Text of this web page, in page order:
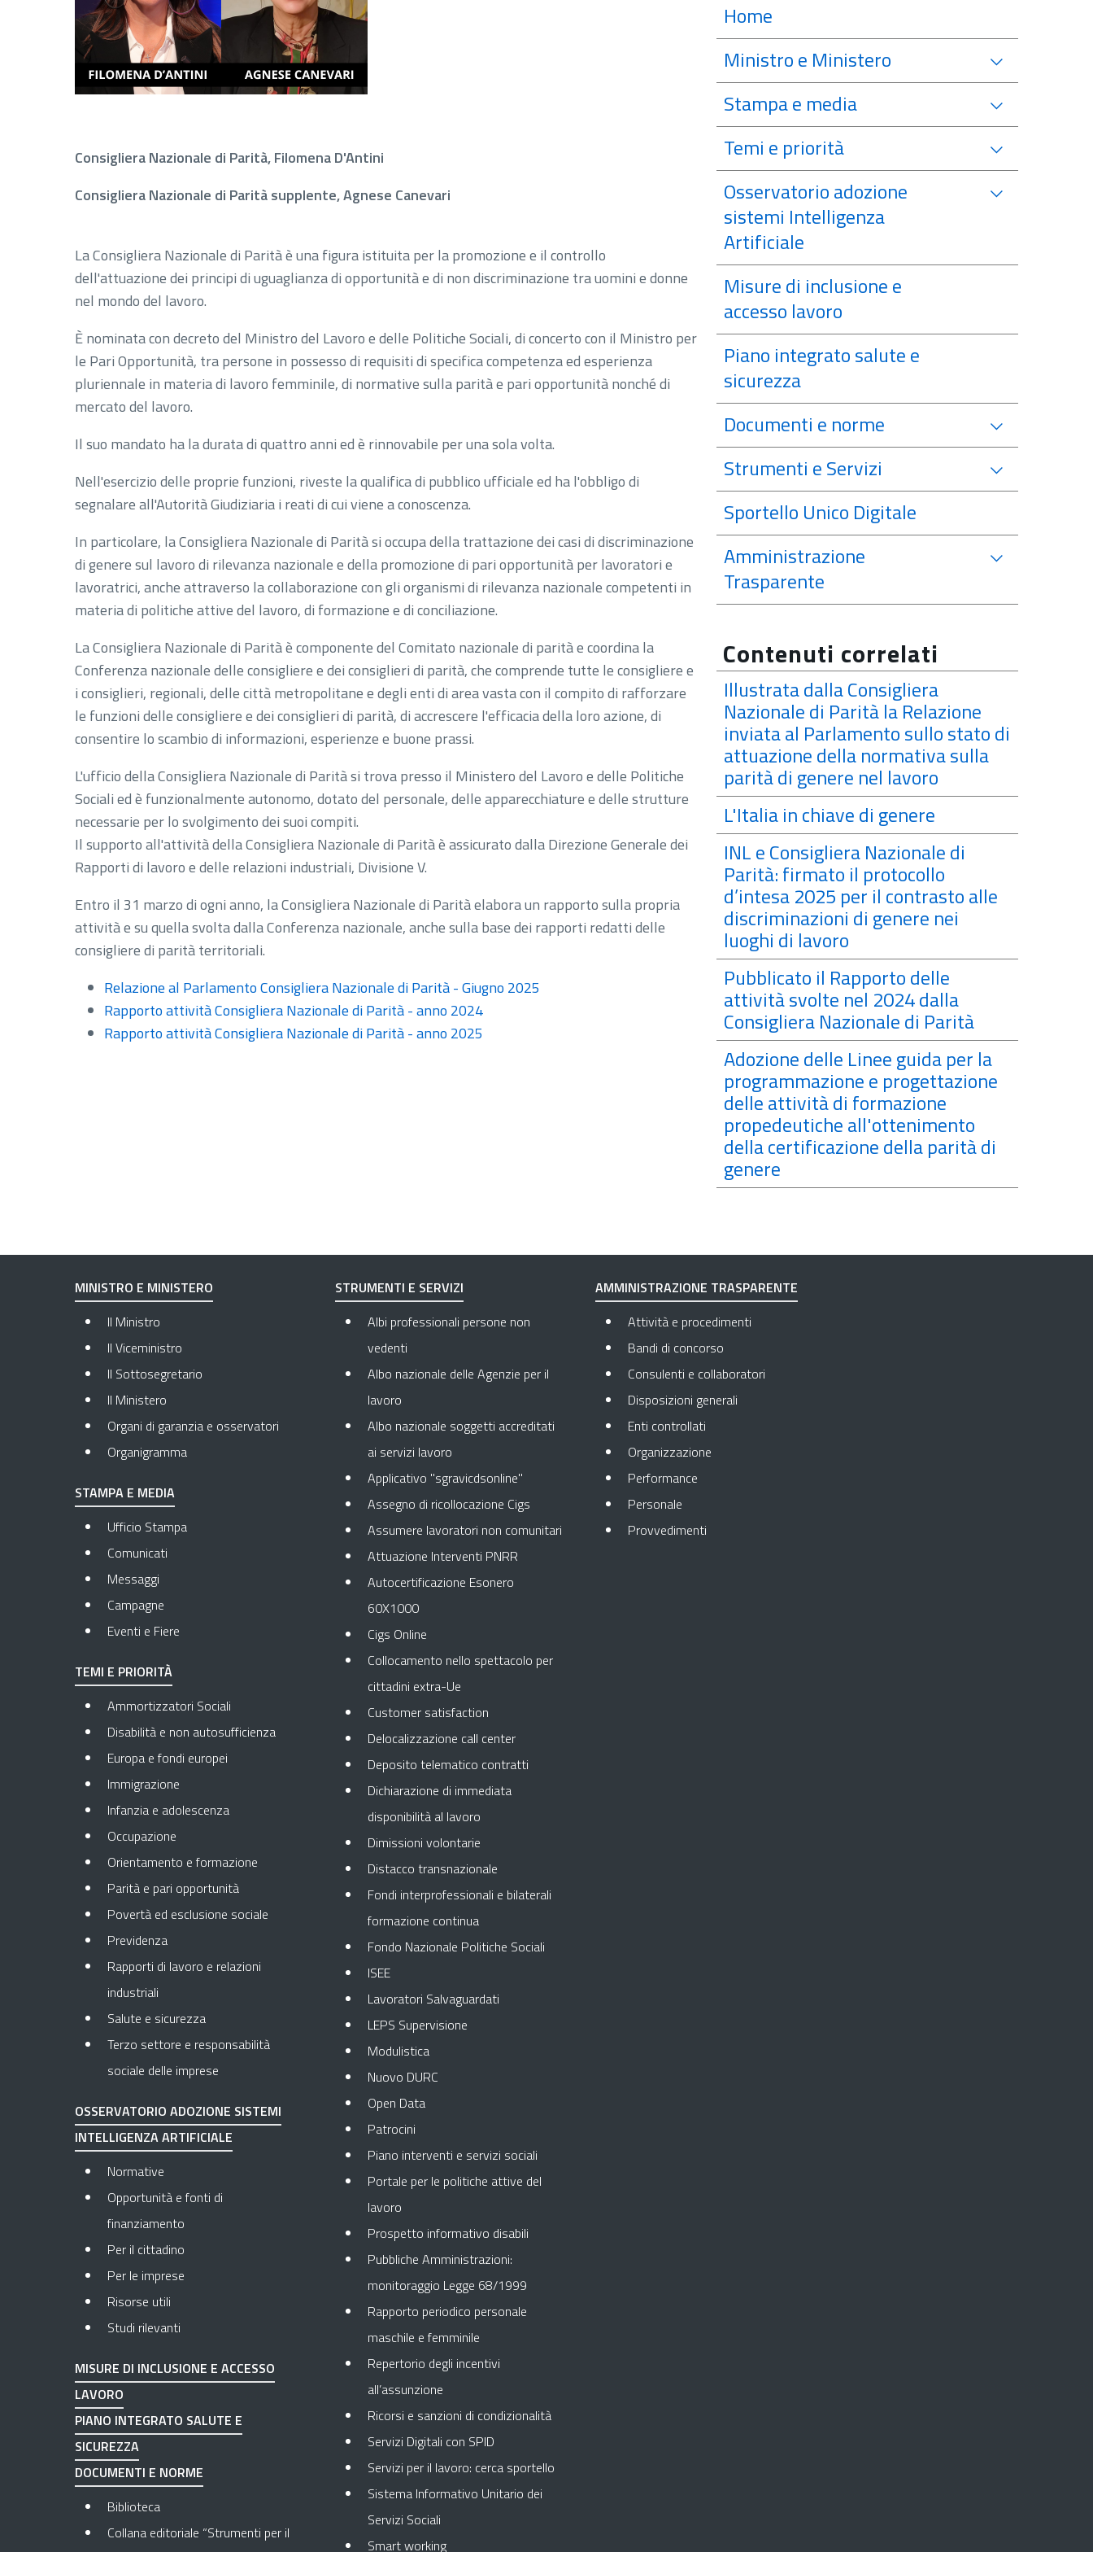
Consigliera Nazionale di Parità, Filomena D'Antini
Consigliera Nazionale di Parità supplente, Agnese Canevari
La Consigliera Nazionale di Parità è una figura istituita per la promozione e il controllo
dell'attuazione dei principi di uguaglianza di opportunità e di non discriminazione tra uomini e donne
nel mondo del lavoro.
È nominata con decreto del Ministro del Lavoro e delle Politiche Sociali, di concerto con il Ministro per
le Pari Opportunità, tra persone in possesso di requisiti di specifica competenza ed esperienza
pluriennale in materia di lavoro femminile, di normative sulla parità e pari opportunità nonché di
mercato del lavoro.
Il suo mandato ha la durata di quattro anni ed è rinnovabile per una sola volta.
Nell'esercizio delle proprie funzioni, riveste la qualifica di pubblico ufficiale ed ha l'obbligo di
segnalare all'Autorità Giudiziaria i reati di cui viene a conoscenza.
In particolare, la Consigliera Nazionale di Parità si occupa della trattazione dei casi di discriminazione
di genere sul lavoro di rilevanza nazionale e della promozione di pari opportunità per lavoratori e
lavoratrici, anche attraverso la collaborazione con gli organismi di rilevanza nazionale competenti in
materia di politiche attive del lavoro, di formazione e di conciliazione.
La Consigliera Nazionale di Parità è componente del Comitato nazionale di parità e coordina la
Conferenza nazionale delle consigliere e dei consiglieri di parità, che comprende tutte le consigliere e
i consiglieri, regionali, delle città metropolitane e degli enti di area vasta con il compito di rafforzare
le funzioni delle consigliere e dei consiglieri di parità, di accrescere l'efficacia della loro azione, di
consentire lo scambio di informazioni, esperienze e buone prassi.
L'ufficio della Consigliera Nazionale di Parità si trova presso il Ministero del Lavoro e delle Politiche
Sociali ed è funzionalmente autonomo, dotato del personale, delle apparecchiature e delle strutture
necessarie per lo svolgimento dei suoi compiti.
Il supporto all'attività della Consigliera Nazionale di Parità è assicurato dalla Direzione Generale dei
Rapporti di lavoro e delle relazioni industriali, Divisione V.
Entro il 31 marzo di ogni anno, la Consigliera Nazionale di Parità elabora un rapporto sulla propria
attività e su quella svolta dalla Conferenza nazionale,anche sulla base dei rapporti redatti delle
consigliere di parità territoriali.
Relazione al Parlamento Consigliera Nazionale di Parità - Giugno 2025
Rapporto attività Consigliera Nazionale di Parità - anno 2024
Rapporto attività Consigliera Nazionale di Parità - anno 2025
Home
Ministro e Ministero
Stampa e media
Temi e priorità
Osservatorio adozione
sistemi Intelligenza
Artificiale
Misure di inclusione e
accesso lavoro
Piano integrato salute e
sicurezza
Documenti e norme
Strumenti e Servizi
Sportello Unico Digitale
Amministrazione
Trasparente
Contenuti correlati
Illustrata dalla Consigliera
Nazionale di Parità la Relazione
inviata al Parlamento sullo stato di
attuazione della normativa sulla
parità di genere nel lavoro
L'Italia in chiave di genere
INL e Consigliera Nazionale di
Parità: firmato il protocollo
d’intesa 2025 per il contrasto alle
discriminazioni di genere nei
luoghi di lavoro
Pubblicato il Rapporto delle
attività svolte nel 2024 dalla
Consigliera Nazionale di Parità
Adozione delle Linee guida per la
programmazione e progettazione
delle attività di formazione
propedeutiche all'ottenimento
della certificazione della parità di
genere
MINISTRO E MINISTERO
Il Ministro
Il Viceministro
Il Sottosegretario
Il Ministero
Organi di garanzia e osservatori
Organigramma
STAMPA E MEDIA
Ufficio Stampa
Comunicati
Messaggi
Campagne
Eventi e Fiere
TEMI E PRIORITÀ
Ammortizzatori Sociali
Disabilità e non autosufficienza
Europa e fondi europei
Immigrazione
Infanzia e adolescenza
Occupazione
Orientamento e formazione
Parità e pari opportunità
Povertà ed esclusione sociale
Previdenza
Rapporti di lavoro e relazioni
industriali
Salute e sicurezza
Terzo settore e responsabilità
sociale delle imprese
OSSERVATORIO ADOZIONE SISTEMI
INTELLIGENZA ARTIFICIALE
Normative
Opportunità e fonti di
finanziamento
Per il cittadino
Per le imprese
Risorse utili
Studi rilevanti
MISURE DI INCLUSIONE E ACCESSO
LAVORO
PIANO INTEGRATO SALUTE E
SICUREZZA
DOCUMENTI E NORME
Biblioteca
Collana editoriale “Strumenti per il
STRUMENTI E SERVIZI
Albi professionali persone non
vedenti
Albo nazionale delle Agenzie per il
lavoro
Albo nazionale soggetti accreditati
ai servizi lavoro
Applicativo "sgravicdsonline"
Assegno di ricollocazione Cigs
Assumere lavoratori non comunitari
Attuazione Interventi PNRR
Autocertificazione Esonero
60X1000
Cigs Online
Collocamento nello spettacolo per
cittadini extra-Ue
Customer satisfaction
Delocalizzazione call center
Deposito telematico contratti
Dichiarazione di immediata
disponibilità al lavoro
Dimissioni volontarie
Distacco transnazionale
Fondi interprofessionali e bilaterali
formazione continua
Fondo Nazionale Politiche Sociali
ISEE
Lavoratori Salvaguardati
LEPS Supervisione
Modulistica
Nuovo DURC
Open Data
Patrocini
Piano interventi e servizi sociali
Portale per le politiche attive del
lavoro
Prospetto informativo disabili
Pubbliche Amministrazioni:
monitoraggio Legge 68/1999
Rapporto periodico personale
maschile e femminile
Repertorio degli incentivi
all’assunzione
Ricorsi e sanzioni di condizionalità
Servizi Digitali con SPID
Servizi per il lavoro: cerca sportello
Sistema Informativo Unitario dei
Servizi Sociali
Smart working
AMMINISTRAZIONE TRASPARENTE
Attività e procedimenti
Bandi di concorso
Consulenti e collaboratori
Disposizioni generali
Enti controllati
Organizzazione
Performance
Personale
Provvedimenti